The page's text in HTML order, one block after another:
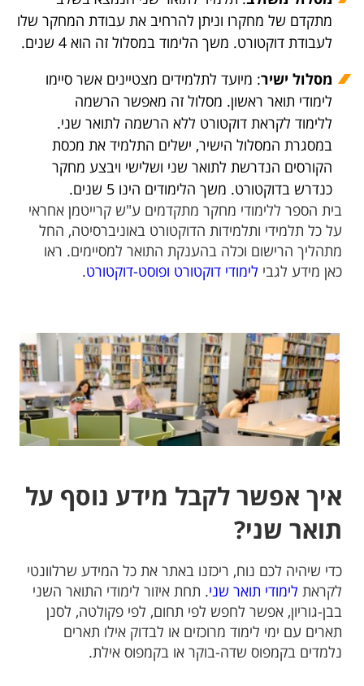
מתקדם של מחקרו וניתן להרחיב את עבודת המחקר שלו
לעבודת דוקטורט. משך הלימוד במסלול זה הוא 4 שנים.
מסלול ישיר: מיועד לתלמידים מצטיינים אשר סיימו
לימודי תואר ראשון. מסלול זה מאפשר הרשמה
ללימוד לקראת דוקטורט ללא הרשמה לתואר שני.
במסגרת המסלול הישיר, ישלים התלמיד את מכסת
הקורסים הנדרשת לתואר שני ושלישי ויבצע מחקר
כנדרש בדוקטורט. משך הלימודים הינו 5 שנים.
בית הספר ללימודי מחקר מתקדמים ע"ש קרייטמן​ אחראי
על כל תלמידי ותלמידות הדוקטורט באוניברסיטה, החל
מתהליך הרישום וכלה בהענקת התואר למסיימים. ראו
כאן מידע לגבי לימודי דוקטורט ופוסט-דוקטורט.
איך אפשר לקבל מידע נוסף על
תואר שני?
כדי שיהיה לכם נוח, ריכזנו באתר את כל המידע שרלוונטי
לקראת לימודי תואר שני. תחת איזור לימודי התואר השני
בבן-גוריון, אפשר לחפש לפי תחום, לפי פקולטה, לסנן
תארים עם ימי לימוד מרוכזים או לבדוק אילו תארים
נלמדים בקמפוס שדה-בוקר או בקמפוס אילת.